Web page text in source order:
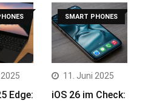
Edge:
SMART PHONES
11. Juni 2025
iOS 26 im Check: